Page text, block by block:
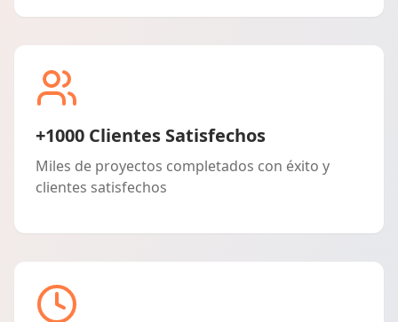
+1000 Clientes Satisfechos
Miles de proyectos completados con éxito y
clientes satisfechos